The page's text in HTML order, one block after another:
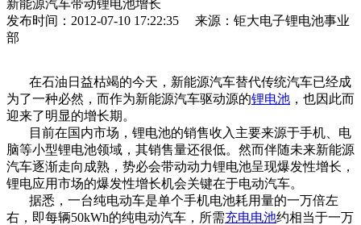
新能源汽车带动锂电池增长
发布时间：2012-07-10 17:22:35 来源：钜大电子锂电池事业
部
在石油日益枯竭的今天，新能源汽车替代传统汽车已经成
为了一种必然，而作为新能源汽车驱动源的锂电池 ，也因此而
迎来了明显的增长期。
目前在国内市场，锂电池的销售收入主要来源于手机、电
脑等小型锂电池领域，其销售量还很低。然而伴随未来新能源
汽车逐渐走向成熟，势必会带动动力锂电池呈现爆发性增长，
锂电应用市场的爆发性增长机会关键在于电动汽车。
据悉，一台纯电动车是单个手机电池耗用量的一万倍左
右，即每辆50kWh的纯电动汽车，所需充电电池约相当于一万